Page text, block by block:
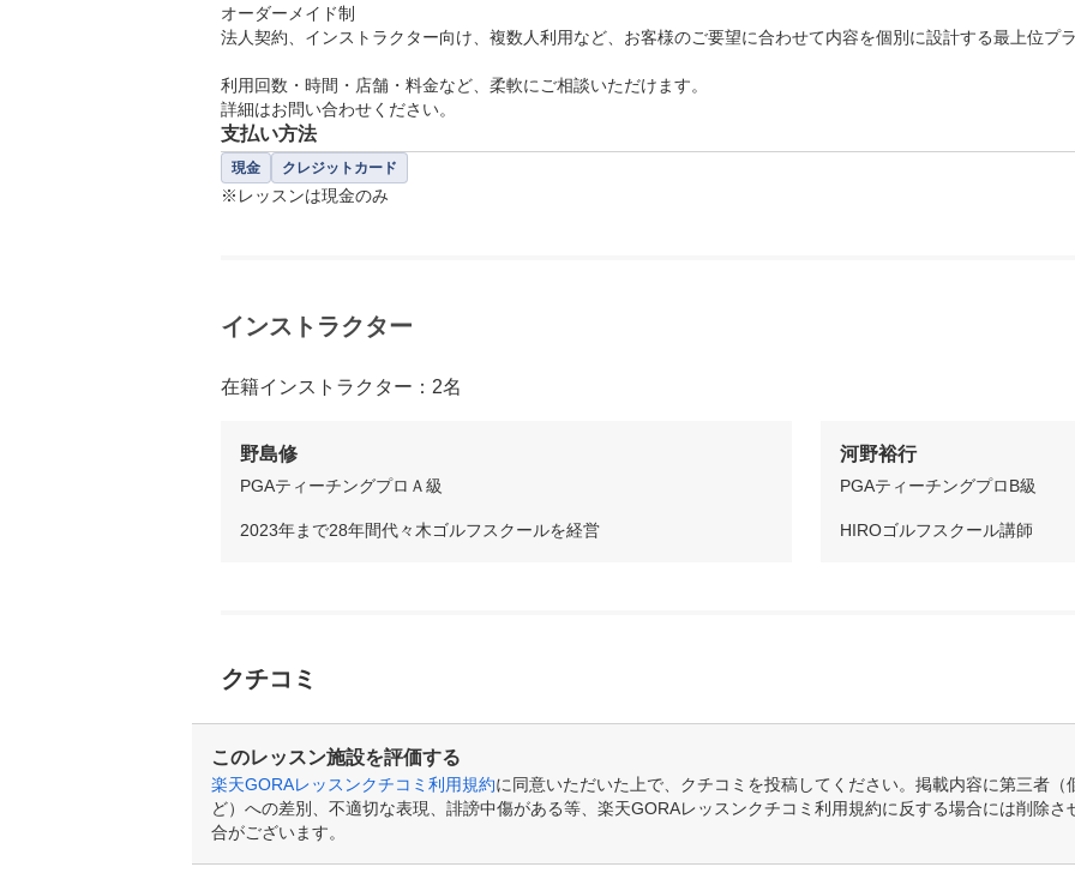
オーダーメイド制
法人契約、インストラクター向け、複数人利用など、お客様のご要望に合わせて内容を個別に設計する最上位プ
利用回数・時間・店舗・料金など、柔軟にご相談いただけます。
詳細はお問い合わせください。
支払い方法
現金 クレジットカード
※レッスンは現金のみ
インストラクター
在籍インストラクター：2名
野島修
PGAティーチングプロＡ級
2023年まで28年間代々木ゴルフスクールを経営
河野裕行
PGAティーチングプロB級
HIROゴルフスクール講師
クチコミ
このレッスン施設を評価する
楽天GORAレッスンクチコミ利用規約に同意いただいた上で、クチコミを投稿してください。掲載内容に第三者（
ど）への差別、不適切な表現、誹謗中傷がある等、楽天GORAレッスンクチコミ利用規約に反する場合には削除さ
合がございます。